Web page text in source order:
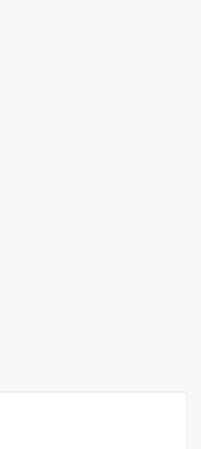
पर सरकार का जवाब